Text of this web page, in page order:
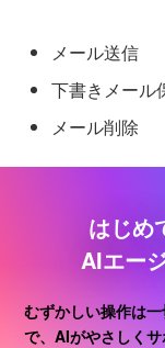
メール送信
下書きメール
メール削除
はじめ
AIエー
むずかしい操作は
で、AIがやさしくサ